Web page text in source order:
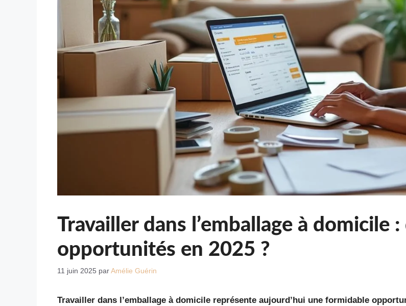
Travailler dans l’emballage à domicile
opportunités en 2025 ?
11 juin 2025 parAmélie Guérin
Travailler dans l’emballage à domicile représente aujourd’hui une formidable